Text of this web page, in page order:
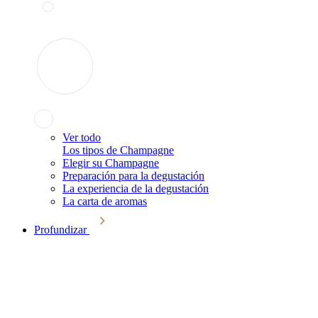
Ver todo
Los tipos de Champagne
Elegir su Champagne
Preparación para la degustación
La experiencia de la degustación
La carta de aromas
Profundizar